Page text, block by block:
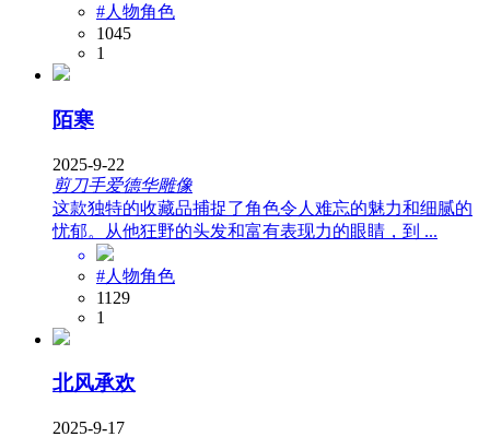
#人物角色
1045
1
陌寒
2025-9-22
剪刀手爱德华雕像
这款独特的收藏品捕捉了角色令人难忘的魅力和细腻的
忧郁。从他狂野的头发和富有表现力的眼睛，到 ...
#人物角色
1129
1
北风承欢
2025-9-17